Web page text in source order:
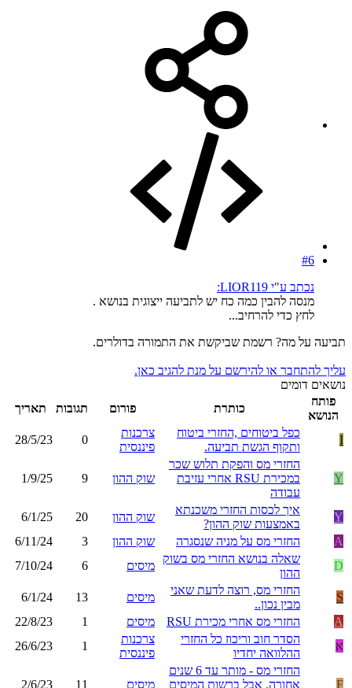
#6
נכתב ע"י LIOR119:
מנסה להבין כמה כח יש לתביעה ייצוגית בנושא .
לחץ כדי להרחיב...
תביעה על מה? רשמת שביקשת את התמורה בדולרים.
עליך להתחבר או להירשם על מנת להגיב כאן.
נושאים דומים
פותח
הנושא
כותרת פורום תגובות תאריך
I
כפל ביטוחים ,החזרי ביטוח
ותקוף הגשת תביעה.
צרכנות
פיננסית
0
28/5/23
Y
החזרי מס והפקת תלוש שכר
במכירת RSU אחרי עזיבת
עבודה
שוק ההון 9
1/9/25
Y
איך לכסות החזרי משכנתא
באמצעות שוק ההון?
שוק ההון 20
6/1/25
A
החזרי מס על מניה שנסגרה שוק ההון 3
6/11/24
D
שאלה בנושא החזרי מס בשוק
ההון
מיסים 6
7/10/24
S
החזרי מס, רוצה לדעת שאני
מבין נכון..
מיסים 13
6/1/24
A
החזרי מס אחרי מכירת RSU מיסים 1
22/8/23
א
הסדר חוב וריכוז כל החזרי
ההלוואה יחדיו
צרכנות
פיננסית
1
26/6/23
F
החזרי מס - מותר עד 6 שנים
אחורה, אבל ברשות המיסים
מיסים 11
2/6/23